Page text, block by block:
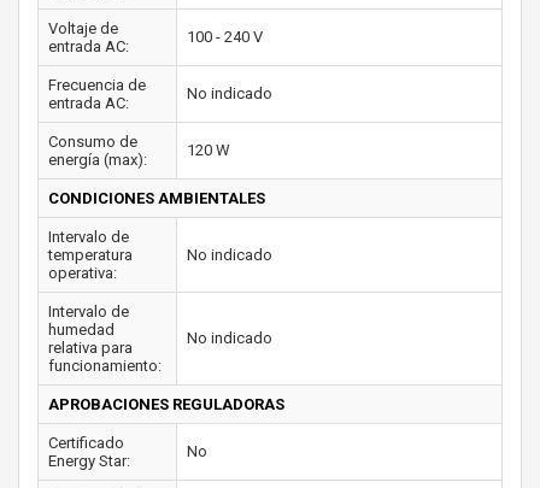
Voltaje de
entrada AC:
100 - 240 V
Frecuencia de
entrada AC:
No indicado
Consumo de
energía (max):
120 W
CONDICIONES AMBIENTALES
Intervalo de
temperatura
operativa:
No indicado
Intervalo de
humedad
relativa para
funcionamiento:
No indicado
APROBACIONES REGULADORAS
Certificado
Energy Star:
No